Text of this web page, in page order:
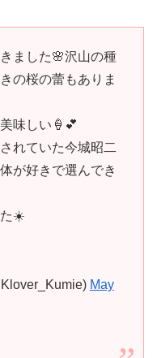
ました🌸沢山の種
の桜の蕾もありま
味しい🍦💕
れていた今城昭二
が好きで選んでき
た☀️
May